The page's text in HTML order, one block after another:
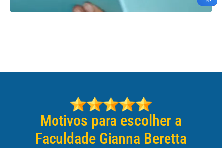
Motivos para escolher a
Faculdade Gianna Beretta